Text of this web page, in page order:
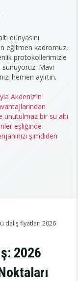
dünyasını
eğitmen kadromuz,
protokollerimizle
sunuyoruz. Mavi
hemen ayırtın.
Akdeniz’in
unutulmaz bir su altı
eşliğinde
şimdiden
dalış fiyatları 2026
2026